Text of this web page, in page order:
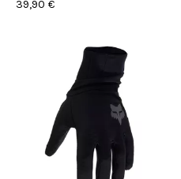
39,90 €